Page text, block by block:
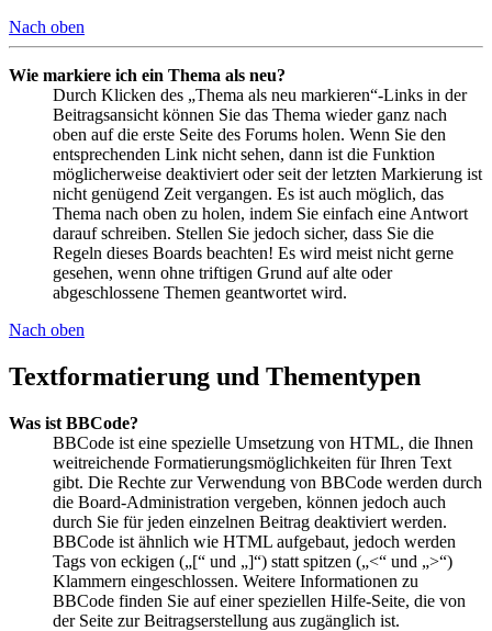
Nach oben
Wie markiere ich ein Thema als neu?
Durch Klicken des „Thema als neu markieren“-Links in der
Beitragsansicht können Sie das Thema wieder ganz nach
oben auf die erste Seite des Forums holen. Wenn Sie den
entsprechenden Link nicht sehen, dann ist die Funktion
möglicherweise deaktiviert oder seit der letzten Markierung ist
nicht genügend Zeit vergangen. Es ist auch möglich, das
Thema nach oben zu holen, indem Sie einfach eine Antwort
darauf schreiben. Stellen Sie jedoch sicher, dass Sie die
Regeln dieses Boards beachten! Es wird meist nicht gerne
gesehen, wenn ohne triftigen Grund auf alte oder
abgeschlossene Themen geantwortet wird.
Nach oben
Textformatierung und Thementypen
Was ist BBCode?
BBCode ist eine spezielle Umsetzung von HTML, die Ihnen
weitreichende Formatierungsmöglichkeiten für Ihren Text
gibt. Die Rechte zur Verwendung von BBCode werden durch
die Board-Administration vergeben, können jedoch auch
durch Sie für jeden einzelnen Beitrag deaktiviert werden.
BBCode ist ähnlich wie HTML aufgebaut, jedoch werden
Tags von eckigen („[“ und „]“) statt spitzen („<“ und „>“)
Klammern eingeschlossen. Weitere Informationen zu
BBCode finden Sie auf einer speziellen Hilfe-Seite, die von
der Seite zur Beitragserstellung aus zugänglich ist.